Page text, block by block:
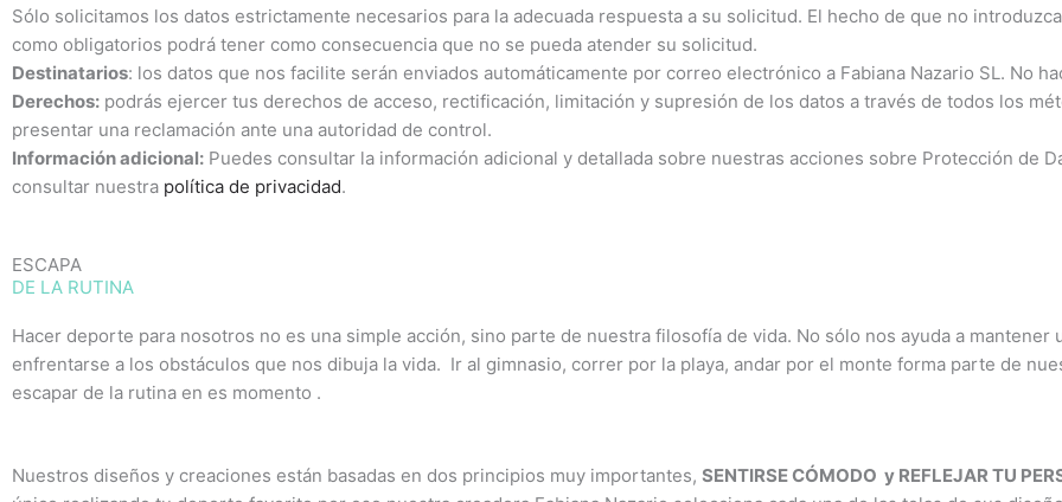
Sólo solicitamos los datos estrictamente necesarios para la adecuada respuesta a su solicitud. El hecho de que no
como obligatorios podrá tener como consecuencia que no se pueda atender su solicitud.
Destinatarios: los datos que nos facilite serán enviados automáticamente por correo electrónico a Fabiana Nazario SL. No
Derechos: podrás ejercer tus derechos de acceso, rectificación, limitación y supresión de los datos a través de todos los
presentar una reclamación ante una autoridad de control.
Información adicional: Puedes consultar la información adicional y detallada sobre nuestras acciones sobre Protección de
consultar nuestra política de privacidad.
ESCAPA
DE LA RUTINA
Hacer deporte para nosotros no es una simple acción, sino parte de nuestra filosofía de vida. No sólo nos ayuda a
enfrentarse a los obstáculos que nos dibuja la vida. Ir al gimnasio, correr por la playa, andar por el monte forma parte de
escapar de la rutina en es momento .
Nuestros diseños y creaciones están basadas en dos principios muy importantes, SENTIRSE CÓMODO y REFLEJAR TU